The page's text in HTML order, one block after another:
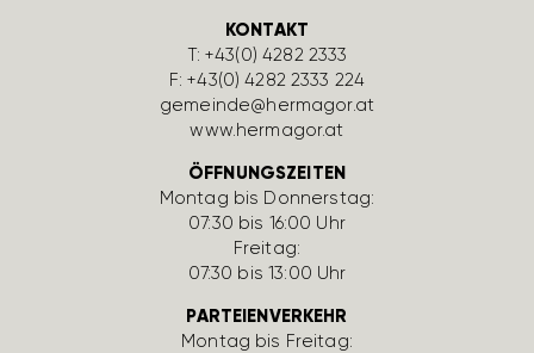
KONTAKT
T:+43(0) 4282 2333
F: +43(0) 4282 2333 224
gemeinde@hermagor.at
www.hermagor.at
ÖFFNUNGSZEITEN
Montag bis Donnerstag:
07:30 bis 16:00 Uhr
Freitag:
07:30 bis 13:00 Uhr
PARTEIENVERKEHR
Montag bis Freitag: